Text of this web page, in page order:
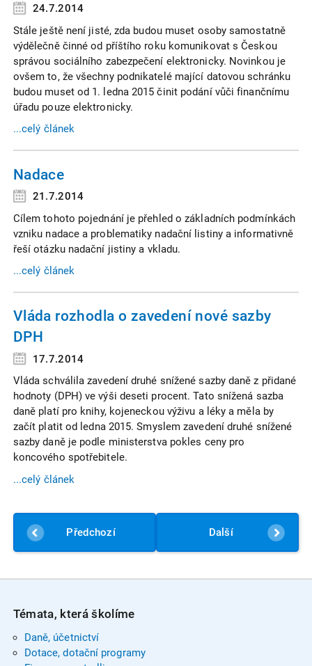
24.7.2014
Stále ještě není jisté, zda budou muset osoby samostatně
výdělečně činné od příštího roku komunikovat s Českou
správou sociálního zabezpečení elektronicky. Novinkou je
ovšem to, že všechny podnikatelé mající datovou schránku
budou muset od 1. ledna 2015 činit podání vůči finančnímu
úřadu pouze elektronicky.
...celý článek
Nadace
21.7.2014
Cílem tohoto pojednání je přehled o základních podmínkách
vzniku nadace a problematiky nadační listiny a informativně
řeší otázku nadační jistiny a vkladu.
...celý článek
Vláda rozhodla o zavedení nové sazby
DPH
17.7.2014
Vláda schválila zavedení druhé snížené sazby daně z přidané
hodnoty (DPH) ve výši deseti procent. Tato snížená sazba
daně platí pro knihy, kojeneckou výživu a léky a měla by
začít platit od ledna 2015. Smyslem zavedení druhé snížené
sazby daně je podle ministerstva pokles ceny pro
koncového spotřebitele.
...celý článek
Předchozí Další
Témata, která školíme
Daně, účetnictví
Dotace, dotační programy